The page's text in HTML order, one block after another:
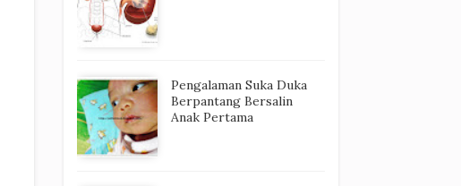
Pengalaman Suka Duka
Berpantang Bersalin
Anak Pertama